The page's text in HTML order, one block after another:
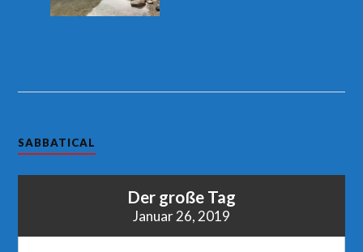
SABBATICAL
Der große Tag
Januar 26, 2019